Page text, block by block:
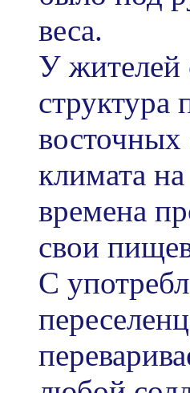
веса.
У жителей
структура
восточных
климата
времена
свои
С